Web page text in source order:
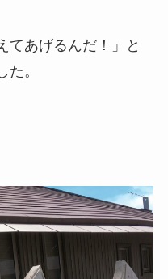
てあげるんだ！」と
。